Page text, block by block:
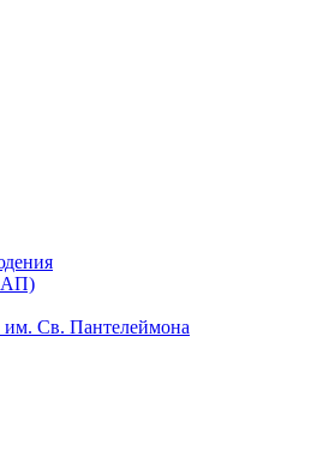
им. Св. Пантелеймона